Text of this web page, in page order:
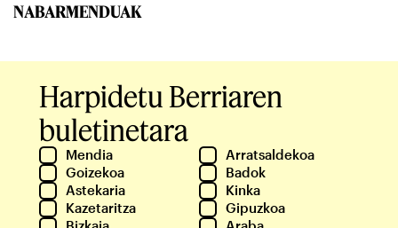
NABARMENDUAK
Harpidetu Berriaren
buletinetara
Mendia
Arratsaldekoa
Goizekoa
Badok
Astekaria
Kinka
Kazetaritza
Gipuzkoa